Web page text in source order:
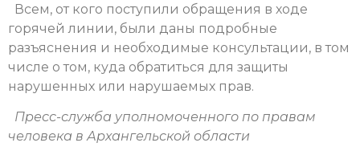
Всем, от кого поступили обращения в ходе
горячей линии, были даны подробные
разъяснения и необходимые консультации, в том
числе о том, куда обратиться для защиты
нарушенных или нарушаемых прав.
Пресс-служба уполномоченного по правам
человека в Архангельской области